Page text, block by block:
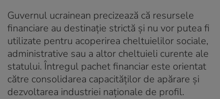
Guvernul ucrainean precizează că resursele
financiare au destinație strictă și nu vor putea fi
utilizate pentru acoperirea cheltuielilor sociale,
administrative sau a altor cheltuieli curente ale
statului. Întregul pachet financiar este orientat
către consolidarea capacităților de apărare și
dezvoltarea industriei naționale de profil.